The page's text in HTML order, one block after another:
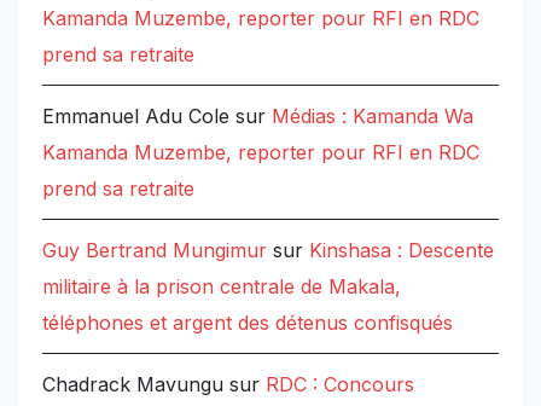
Kamanda Muzembe, reporter pour RFI en RDC
prend sa retraite
Emmanuel Adu Cole sur Médias : Kamanda Wa
Kamanda Muzembe, reporter pour RFI en RDC
prend sa retraite
Guy Bertrand Mungimur sur Kinshasa : Descente
militaire à la prison centrale de Makala,
téléphones et argent des détenus confisqués
Chadrack Mavungu sur RDC : Concours